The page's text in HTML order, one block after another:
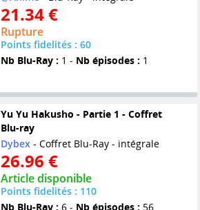
21.34 €
Rupture
Points fidelités : 60
Nb Blu-Ray : 1 - Nb épisodes : 1
Yu Yu Hakusho - Partie 1 - Coffret
Blu-ray
Dybex- Coffret Blu-Ray - intégrale
26.96 €
Article disponible
Points fidelités : 110
Nb Blu-Ray : 6 - Nb épisodes : 56